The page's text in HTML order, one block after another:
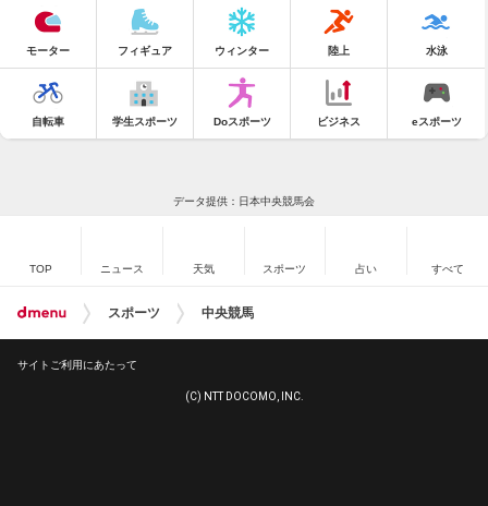
モーター フィギュア ウィンター 陸上 水泳
自転車 学生スポーツ Doスポーツ ビジネス eスポーツ
データ提供：日本中央競馬会
TOP ニュース 天気 スポーツ 占い すべて
スポーツ 中央競馬
サイトご利用にあたって
(C) NTT DOCOMO, INC.